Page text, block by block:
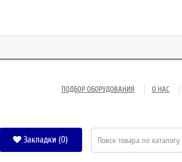
ПОДБОР ОБОРУДОВАНИЯ О НАС
Закладки (0)